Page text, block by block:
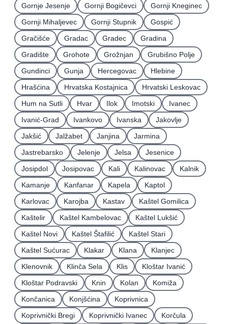
Gornje Jesenje
Gornji Bogičevci
Gornji Kneginec
Gornji Mihaljevec
Gornji Stupnik
Gospić
Gračišće
Gradac Gradec
Gradina
Gradište
Grohote Grožnjan
Grubišno Polje
Gundinci
Gunja Hercegovac
Hlebine
Hrašćina
Hrvatska Kostajnica
Hrvatski Leskovac
Hum na Sutli
Hvar Ilok Imotski
Ivanec
Ivanić-Grad
Ivankovo Ivanska
Jakovlje
Jakšić
Jalžabet Janjina
Jarmina
Jastrebarsko
Jelenje Jelsa
Jesenice
Josipdol
Josipovac Kali Kalinovac
Kalnik
Kamanje
Kanfanar Kapela
Kaptol
Karlovac
Karojba Kastav
Kaštel Gomilica
Kaštelir
Kaštel Kambelovac
Kaštel Lukšić
Kaštel Novi
Kaštel Štafilić
Kaštel Stari
Kaštel Sućurac
Klakar Klana
Klanjec
Klenovnik
Klinča Sela Klis
Kloštar Ivanić
Kloštar Podravski
Knin Kolan
Komiža
Končanica
Konjšćina
Koprivnica
Koprivnički Bregi
Koprivnički Ivanec
Korčula